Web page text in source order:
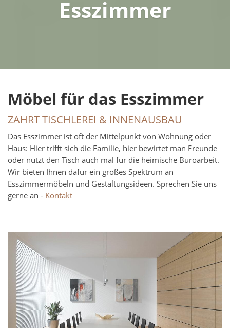
Esszimmer
Möbel für das Esszimmer
ZAHRT TISCHLEREI & INNENAUSBAU
Das Esszimmer ist oft der Mittelpunkt von Wohnung oder
Haus: Hier trifft sich die Familie, hier bewirtet man Freunde
oder nutzt den Tisch auch mal für die heimische Büroarbeit.
Wir bieten Ihnen dafür ein großes Spektrum an
Esszimmermöbeln und Gestaltungsideen. Sprechen Sie uns
gerne an - Kontakt